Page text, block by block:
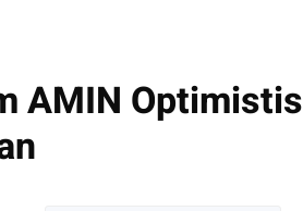
AMIN Optimistis